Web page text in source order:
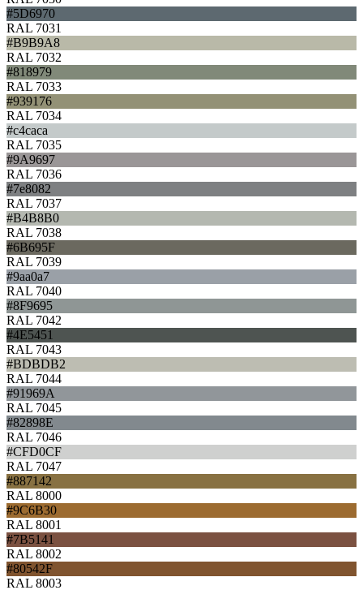
#5D6970
RAL 7031
#B9B9A8
RAL 7032
#818979
RAL 7033
#939176
RAL 7034
#c4caca
RAL 7035
#9A9697
RAL 7036
#7e8082
RAL 7037
#B4B8B0
RAL 7038
#6B695F
RAL 7039
#9aa0a7
RAL 7040
#8F9695
RAL 7042
#4E5451
RAL 7043
#BDBDB2
RAL 7044
#91969A
RAL 7045
#82898E
RAL 7046
#CFD0CF
RAL 7047
#887142
RAL 8000
#9C6B30
RAL 8001
#7B5141
RAL 8002
#80542F
RAL 8003